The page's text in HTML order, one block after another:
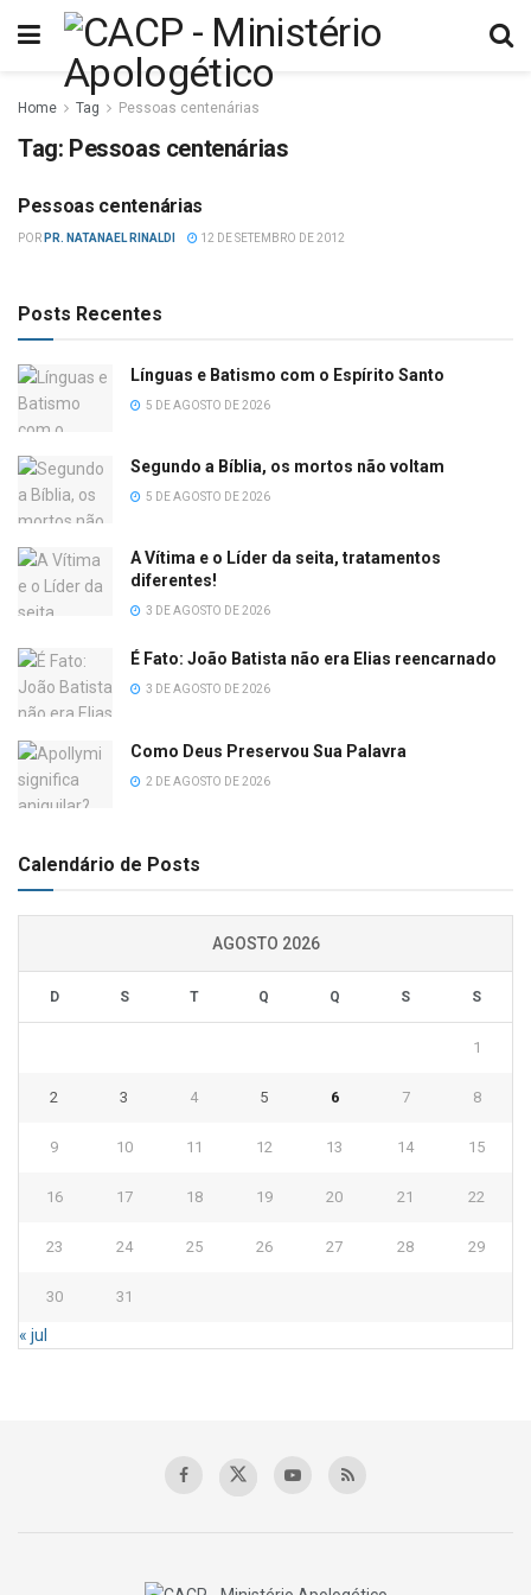
Home Tag Pessoas centenárias
Tag: Pessoas centenárias
DIVERSOS
Pessoas centenárias
POR PR. NATANAEL RINALDI 12 DE SETEMBRO DE 2012
Posts Recentes
Línguas e Batismo com o Espírito Santo
5 DE AGOSTO DE 2026
Segundo a Bíblia, os mortos não voltam
5 DE AGOSTO DE 2026
A Vítima e o Líder da seita, tratamentos
diferentes!
3 DE AGOSTO DE 2026
É Fato: João Batista não era Elias reencarnado
3 DE AGOSTO DE 2026
Como Deus Preservou Sua Palavra
2 DE AGOSTO DE 2026
Calendário de Posts
AGOSTO 2026
D S T Q Q S S
1
2 3 4 5 6 7 8
9 10 11 12 13 14 15
16 17 18 19 20 21 22
23 24 25 26 27 28 29
30 31
« jul